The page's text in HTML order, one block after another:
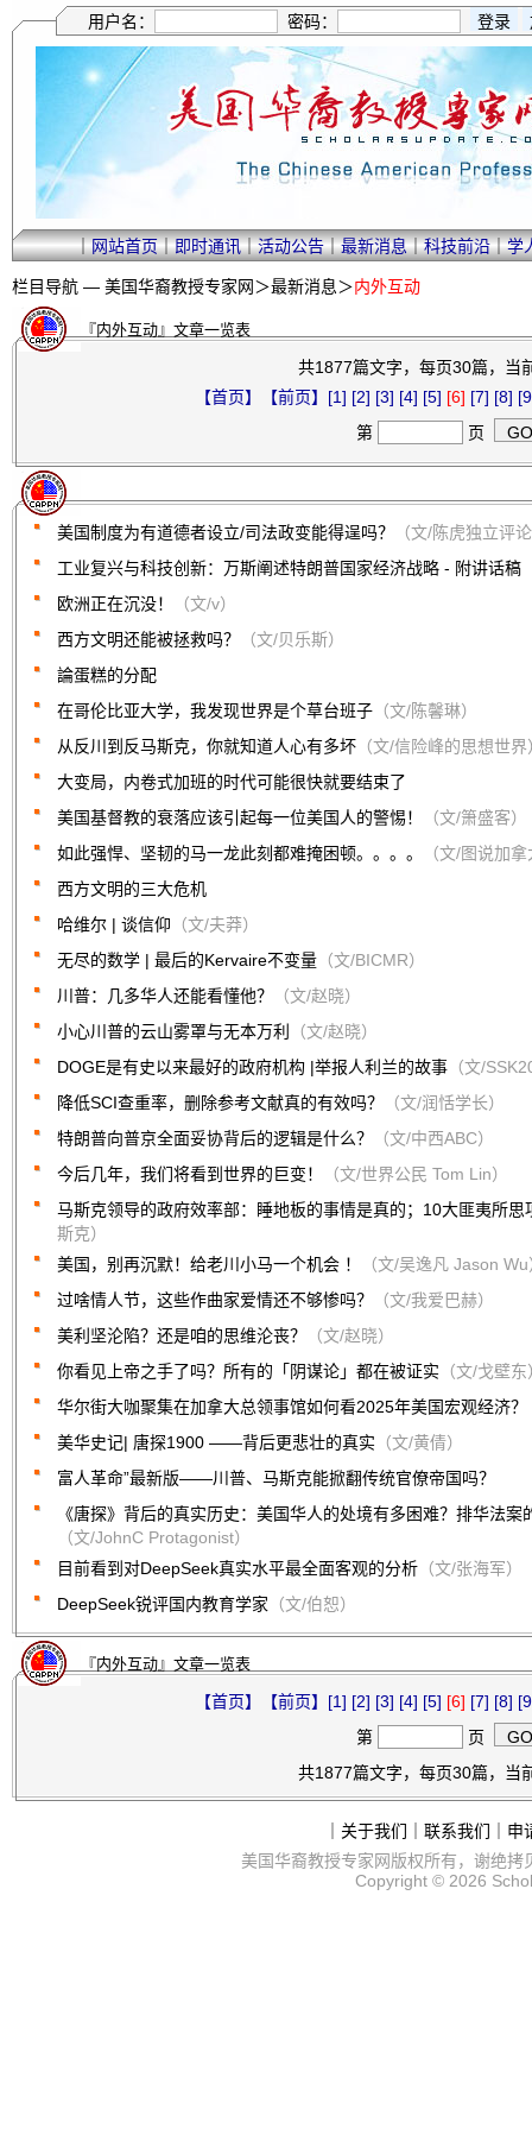
用户名： 密码：
｜网站首页｜即时通讯｜活动公告｜最新消息｜科技前沿｜学
栏目导航 — 美国华裔教授专家网＞最新消息＞内外互动
『内外互动』文章一览表
共1877篇文字，每页30篇，当
【首页】
【前页】 [1] [2] [3] [4] [5] [6] [7] [8]
第
页
美国制度为有道德者设立/司法政变能得逞吗？
（文/陈虎独立评
工业复兴与科技创新：万斯阐述特朗普国家经济战略 - 附讲话稿
欧洲正在沉没！
（文/v）
西方文明还能被拯救吗？
（文/贝乐斯）
論蛋糕的分配
在哥伦比亚大学，我发现世界是个草台班子 （文/陈馨琳）
从反川到反马斯克，你就知道人心有多坏 （文/信险峰的思想世界
大变局，内卷式加班的时代可能很快就要结束了
美国基督教的衰落应该引起每一位美国人的警惕！
（文/箫盛客）
如此强悍、坚韧的马一龙此刻都难掩困顿。。。。
（文/图说加
西方文明的三大危机
哈维尔 | 谈信仰 （文/夫莽）
无尽的数学 | 最后的Kervaire不变量 （文/BICMR）
川普：几多华人还能看懂他？
（文/赵晓）
小心川普的云山雾罩与无本万利
（文/赵晓）
DOGE是有史以来最好的政府机构 |举报人利兰的故事 （文/
降低SCI查重率，删除参考文献真的有效吗？
（文/润恬学长）
特朗普向普京全面妥协背后的逻辑是什么？
（文/中西ABC）
今后几年，我们将看到世界的巨变！
（文/世界公民 Tom Lin）
马斯克领导的政府效率部：睡地板的事情是真的；10大匪夷所思
斯克）
美国，别再沉默！给老川小马一个机会 ！
（文/吴逸凡 Jason
过啥情人节，这些作曲家爱情还不够惨吗？
（文/我爱巴赫）
美利坚沦陷？还是咱的思维沦丧？
（文/赵晓）
你看见上帝之手了吗？所有的「阴谋论」都在被证实 （文/戈壁东
华尔街大咖聚集在加拿大总领事馆如何看2025年美国宏观经济？
美华史记| 唐探1900 ——背后更悲壮的真实 （文/黄倩）
富人革命”最新版——川普、马斯克能掀翻传统官僚帝国吗？
《唐探》背后的真实历史：美国华人的处境有多困难？排华法案
（文/JohnC Protagonist）
目前看到对DeepSeek真实水平最全面客观的分析 （文/张海军）
DeepSeek锐评国内教育学家 （文/伯恕）
『内外互动』文章一览表
【首页】 【前页】 [1] [2] [3] [4] [5] [6] [7] [8]
第
页
共1877篇文字，每页30篇，当
关于我们 联系我们
申
美国华裔教授专家网版权所有，谢绝拷
Copyright © 2026